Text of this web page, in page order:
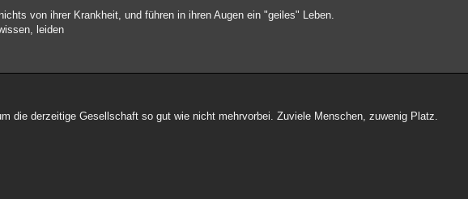
von ihrer Krankheit, und führen in ihren Augen ein "geiles" Leben.
leiden
die derzeitige Gesellschaft so gut wie nicht mehrvorbei. Zuviele Menschen, zuwenig Platz.